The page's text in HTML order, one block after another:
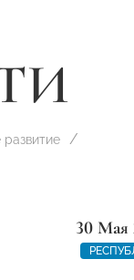
развитие
30 Мая